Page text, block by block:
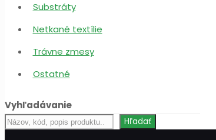
Substráty
Netkané textílie
Trávne zmesy
Ostatné
Vyhľadávanie
Hľadať
Hľadať